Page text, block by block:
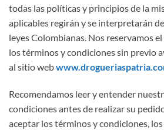
todas las políticas y principios de la
aplicables regirán y se interpretarán
leyes Colombianas. Nos reservamos
los términos y condiciones sin previo
al sitio web
Recomendamos leer y entender
condiciones antes de realizar su
aceptar los términos y condiciones, los